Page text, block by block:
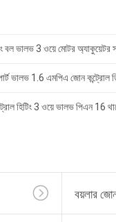
বল ভালভ 3 ওয়ে মোটর অ্যাকুয়েটর
পোর্ট ভালভ 1.6 এমপিএ জোন
হিটিং 3 ওয়ে ভালভ পিএন 16
বয়লার